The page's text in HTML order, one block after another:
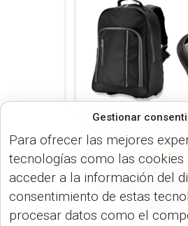
Gestionar
Para ofrecer las mejores
tecnologías como las
acceder a la información del
consentimiento de estas
procesar datos como el
MORRALES
MORRALES)
MORRAL
BACKPACK